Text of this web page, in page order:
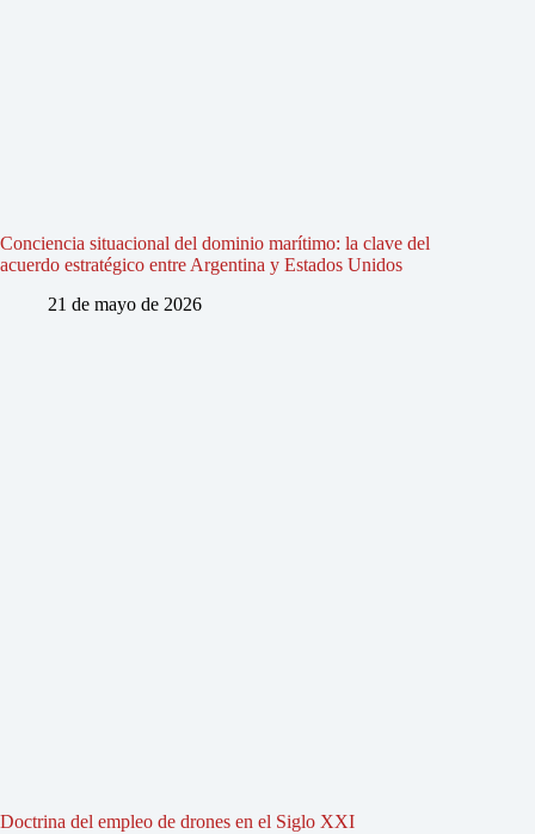
Conciencia situacional del dominio marítimo: la clave del
acuerdo estratégico entre Argentina y Estados Unidos
21 de mayo de 2026
Doctrina del empleo de drones en el Siglo XXI